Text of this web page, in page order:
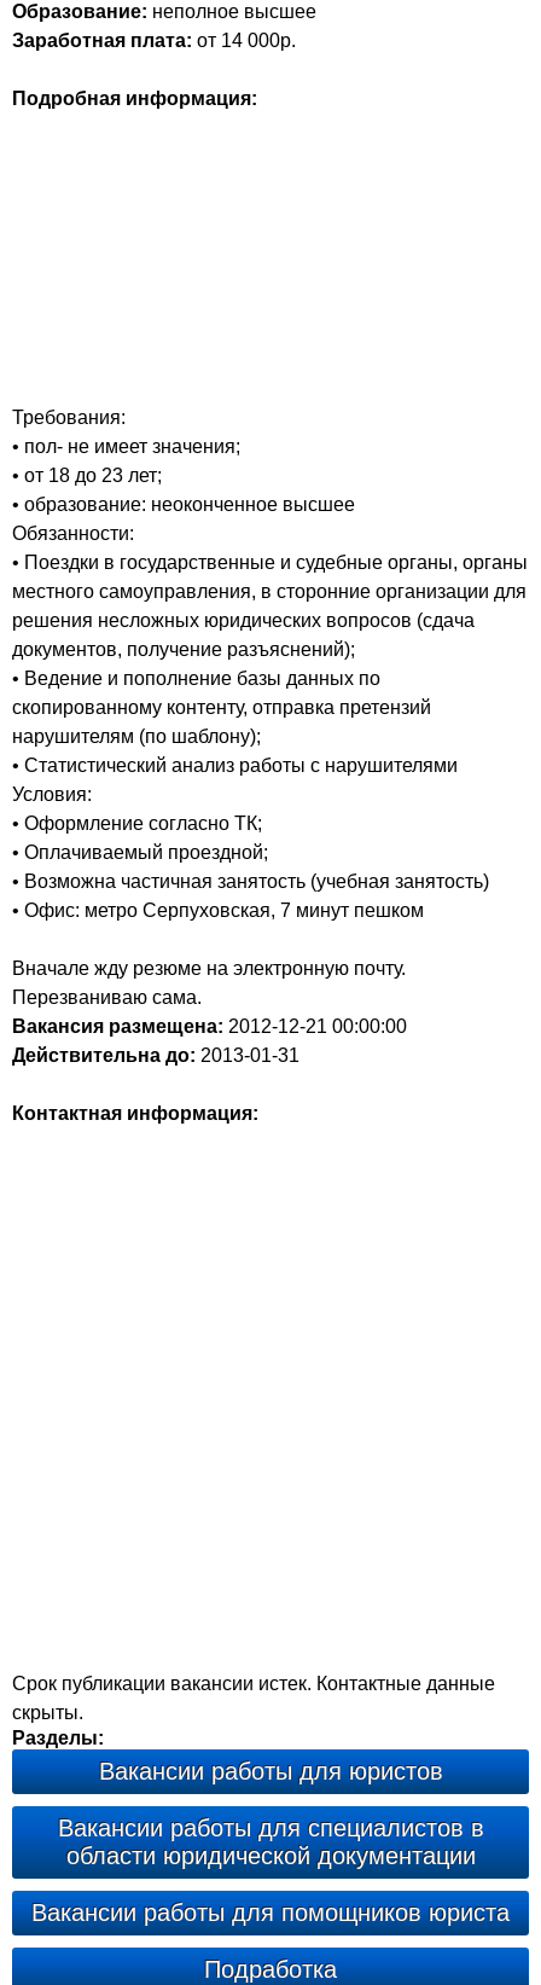
Образование: неполное высшее
Заработная плата: от 14 000р.
Подробная информация:
Требования:
• пол- не имеет значения;
• от 18 до 23 лет;
• образование: неоконченное высшее
Обязанности:
• Поездки в государственные и судебные органы, органы
местного самоуправления, в сторонние организации для
решения несложных юридических вопросов (сдача
документов, получение разъяснений);
• Ведение и пополнение базы данных по
скопированному контенту, отправка претензий
нарушителям (по шаблону);
• Статистический анализ работы с нарушителями
Условия:
• Оформление согласно ТК;
• Оплачиваемый проездной;
• Возможна частичная занятость (учебная занятость)
• Офис: метро Серпуховская, 7 минут пешком
Вначале жду резюме на электронную почту.
Перезваниваю сама.
Вакансия размещена: 2012-12-21 00:00:00
Действительна до: 2013-01-31
Контактная информация:
Срок публикации вакансии истек. Контактные данные
скрыты.
Разделы:
Вакансии работы для юристов
Вакансии работы для специалистов в
области юридической документации
Вакансии работы для помощников юриста
Подработка